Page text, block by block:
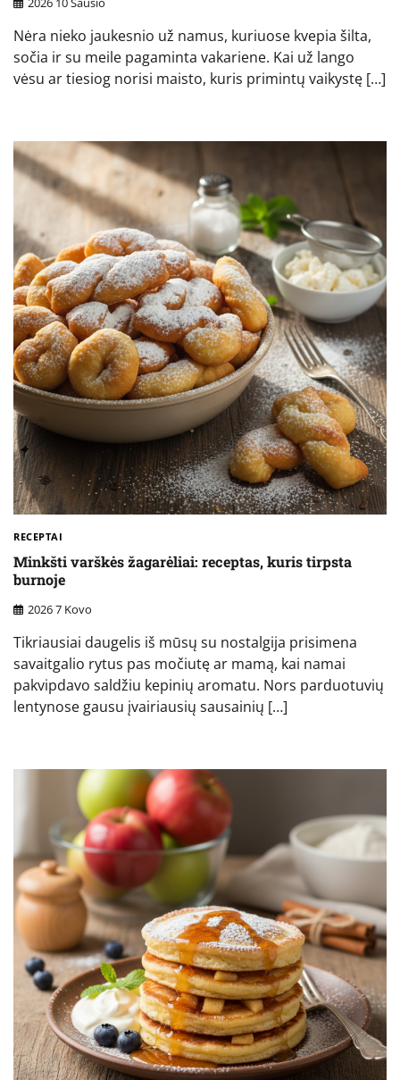
Nėra nieko jaukesnio už namus, kuriuose kvepia šilta,
sočia ir su meile pagaminta vakariene. Kai už lango
vėsu ar tiesiog norisi maisto, kuris primintų vaikystę […]
RECEPTAI
Minkšti varškės žagarėliai: receptas, kuris tirpsta
burnoje
2026 7 Kovo
Tikriausiai daugelis iš mūsų su nostalgija prisimena
savaitgalio rytus pas močiutę ar mamą, kai namai
pakvipdavo saldžiu kepinių aromatu. Nors parduotuvių
lentynose gausu įvairiausių sausainių […]